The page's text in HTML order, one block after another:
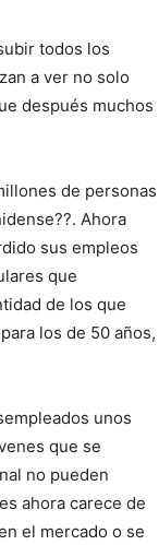
todos los
a ver no solo
después muchos
de personas
Ahora
sus empleos
que
de los que
los de 50 años,
unos
que se
no pueden
ahora carece de
el mercado o se